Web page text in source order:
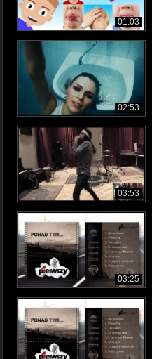
01:03
02:53
03:53
03:25